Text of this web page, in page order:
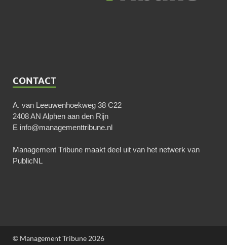
CONTACT
A. van Leeuwenhoekweg 38 C22
2408 AN Alphen aan den Rijn
E info@managementtribune.nl
Management Tribune maakt deel uit van het netwerk van
PublicNL
© Management Tribune 2026